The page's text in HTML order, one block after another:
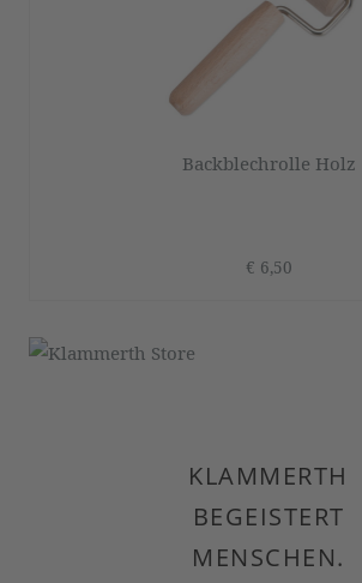
Backblechrolle Holz
€ 6,50
KLAMMERTH
BEGEISTERT
MENSCHEN.